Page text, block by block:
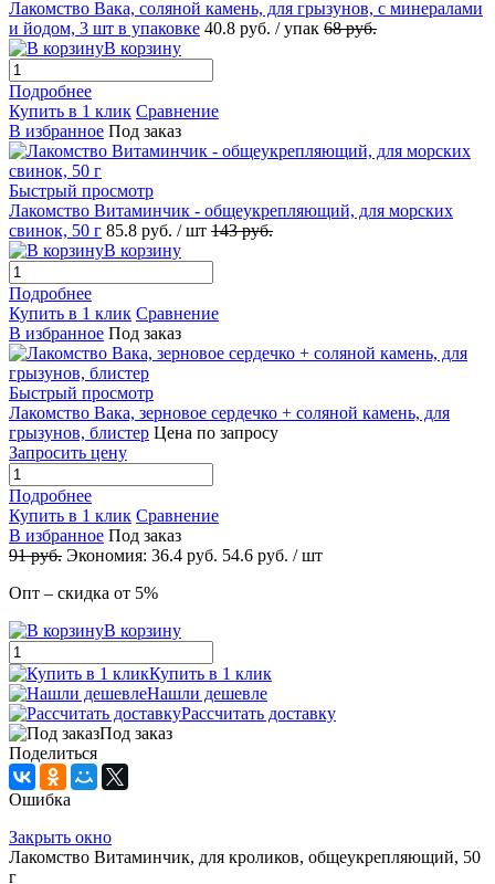
Лакомство Вака, соляной камень, для грызунов, с минералами
и йодом, 3 шт в упаковке 40.8 руб. / упак 68руб.
В корзину
Подробнее
Купить в 1 клик Сравнение
В избранное Под заказ
Быстрый просмотр
Лакомство Витаминчик - общеукрепляющий, для морских
свинок, 50 г 85.8 руб. / шт 143руб.
В корзину
Подробнее
Купить в 1 клик Сравнение
В избранное Под заказ
Быстрый просмотр
Лакомство Вака, зерновое сердечко + соляной камень, для
грызунов, блистер Цена по запросу
Запросить цену
Подробнее
Купить в 1 клик Сравнение
В избранное Под заказ
91руб. Экономия: 36.4 руб. 54.6 руб. / шт
Опт – скидка от 5%
В корзину
Купить в 1 клик
Нашли дешевле
Рассчитать доставку
Под заказ
Поделиться
Ошибка
Закрыть окно
Лакомство Витаминчик, для кроликов, общеукрепляющий, 50
г